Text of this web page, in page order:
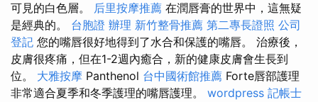
可見的白色層。 后里按摩推薦 在潤唇膏的世界中，這無疑
是經典的。 台胞證 辦理 新竹整骨推薦 第二專長證照 公司
登記 您的嘴唇很好地得到了水合和保護的嘴唇。 治療後，
皮膚很疼痛，但在1-2週內癒合，新的健康皮膚會生長到
位。 大雅按摩 Panthenol 台中國術館推薦 Forte唇部護理
非常適合夏季和冬季護理的嘴唇護理。 wordpress 記帳士